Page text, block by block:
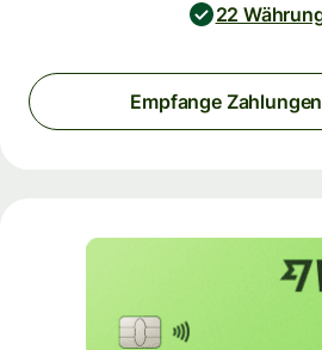
22
Empfange